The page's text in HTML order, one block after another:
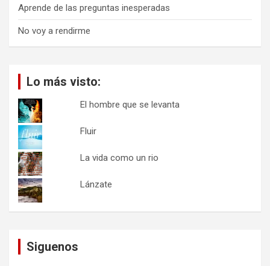
Aprende de las preguntas inesperadas
No voy a rendirme
Lo más visto:
El hombre que se levanta
Fluir
La vida como un rio
Lánzate
Siguenos